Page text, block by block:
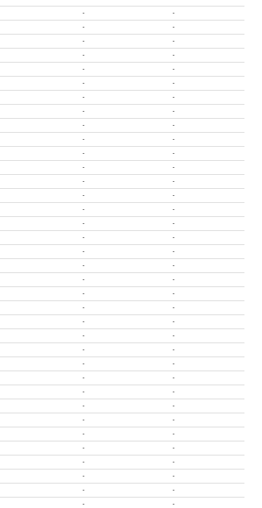
-
-
-
-
-
-
-
-
-
-
-
-
-
-
-
-
-
-
-
-
-
-
-
-
-
-
-
-
-
-
-
-
-
-
-
-
-
-
-
-
-
-
-
-
-
-
-
-
-
-
-
-
-
-
-
-
-
-
-
-
-
-
-
-
-
-
-
-
-
-
-
-